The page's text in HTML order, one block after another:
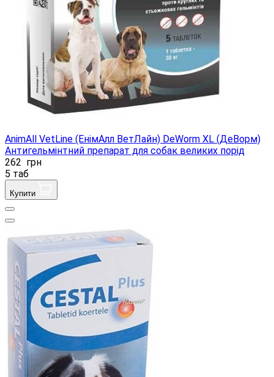
AnimAll VetLine (ЕнімАлл ВетЛайн) DeWorm XL (ДеВорм)
Антигельмінтний препарат для собак великих порід
262 грн
5 таб
Купити